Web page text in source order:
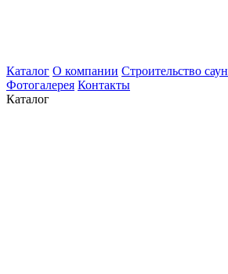
Каталог О компании Строительство саун
Фотогалерея Контакты
Каталог